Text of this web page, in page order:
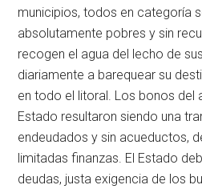
municipios, todos en categoría
absolutamente pobres y sin
recogen el agua del lecho de
diariamente a barequear su
en todo el litoral. Los bonos del
Estado resultaron siendo una
endeudados y sin acueductos,
limitadas finanzas. El Estado
deudas, justa exigencia de los